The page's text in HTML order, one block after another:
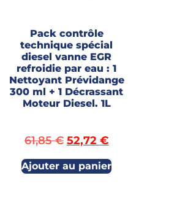
Pack contrôle
technique spécial
diesel vanne EGR
refroidie par eau : 1
Nettoyant Prévidange
300 ml + 1 Décrassant
Moteur Diesel. 1L
61,85€ 52,72 €
Ajouter au panier